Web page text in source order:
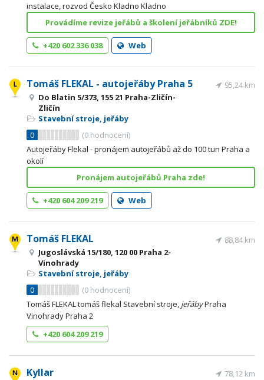
instalace, rozvod Česko Kladno Kladno
Provádíme revize jeřábů a školení jeřábníků ZDE!
+420 602 336 038 Web
Tomáš FLEKAL - autojeřáby Praha 5
Do Blatin 5/373, 155 21 Praha-Zličín-
Zličín
Stavební stroje, jeřáby
0
(0 hodnocení)
95,24 km
Autojeřáby Flekal - pronájem autojeřábů až do 100 tun Praha a
okolí
Pronájem autojeřábů Praha zde!
+420 604 209 219 Web
Tomáš FLEKAL
Jugoslávská 15/180, 120 00 Praha 2-
Vinohrady
Stavební stroje, jeřáby
0
(0 hodnocení)
88,84 km
Tomáš FLEKAL tomáš flekal Stavební stroje, jeřábyPraha
Vinohrady Praha 2
+420 604 209 219
Kyllar 78,12 km